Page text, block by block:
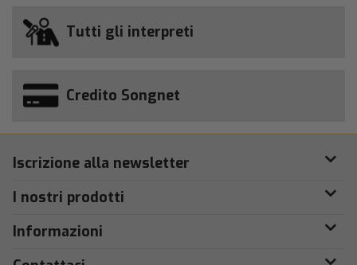
Tutti gli interpreti
Credito Songnet
Iscrizione alla newsletter
I nostri prodotti
Informazioni